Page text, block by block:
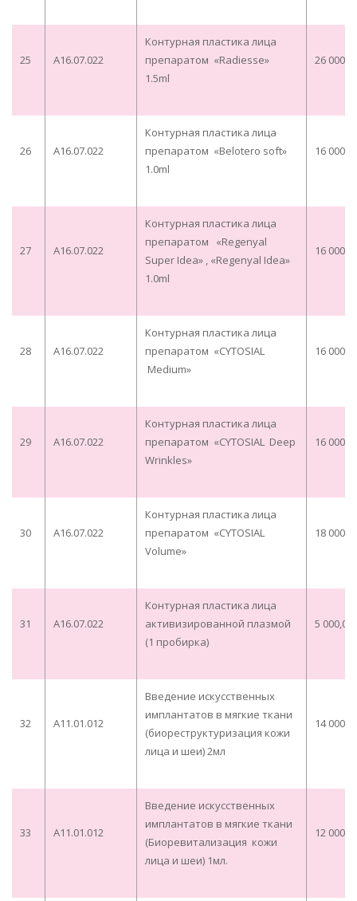
25 A16.07.022
Контурная пластика лица
препаратом «Radiesse»
1.5ml
26
26 A16.07.022
Контурная пластика лица
препаратом «Belotero soft»
1.0ml
16
27 A16.07.022
Контурная пластика лица
препаратом «Regenyal
Super Idea» , «Regenyal Idea»
1.0ml
16
28 A16.07.022
Контурная пластика лица
препаратом «CYTOSIAL
Medium»
16
29 A16.07.022
Контурная пластика лица
препаратом «CYTOSIAL Deep
Wrinkles»
16
30 A16.07.022
Контурная пластика лица
препаратом «CYTOSIAL
Volume»
18
31 A16.07.022
Контурная пластика лица
активизированной плазмой
(1 пробирка)
5 000,00
32 А11.01.012
Введение искусственных
имплантатов в мягкие ткани
(биореструктуризация кожи
лица и шеи) 2мл
14
33 А11.01.012
Введение искусственных
имплантатов в мягкие ткани
(Биоревитализация кожи
лица и шеи) 1мл.
12